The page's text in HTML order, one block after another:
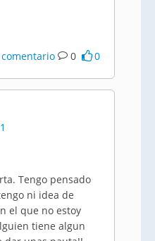
0 0
Tengo pensado
ni idea de
el que no estoy
tiene algun